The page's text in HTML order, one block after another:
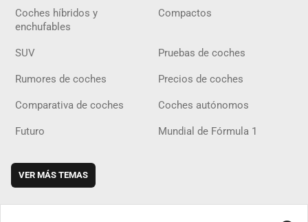
Coches híbridos y
enchufables
Compactos
SUV Pruebas de coches
Rumores de coches Precios de coches
Comparativa de coches Coches autónomos
Futuro Mundial de Fórmula 1
VER MÁS TEMAS